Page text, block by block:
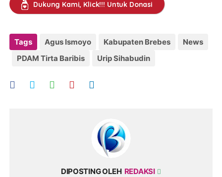
Dukung Kami, Klick!!! Untuk Donasi
Tags Agus Ismoyo Kabupaten Brebes
News
PDAM Tirta Baribis
Urip Sihabudin
DIPOSTING OLEH REDAKSI